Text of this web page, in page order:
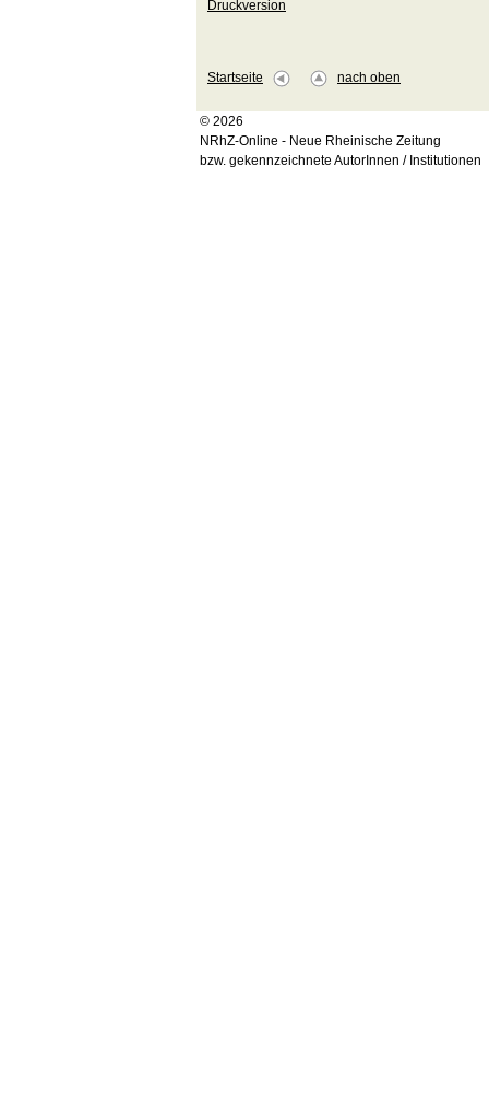
Druckversion
Startseite nach oben
© 2026
NRhZ-Online - Neue Rheinische Zeitung
bzw. gekennzeichnete AutorInnen / Institutionen